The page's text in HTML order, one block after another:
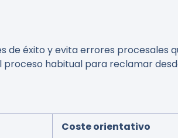
éxito y evita errores procesales
habitual para reclamar
Coste orientativo